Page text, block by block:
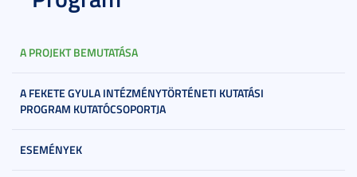
A PROJEKT BEMUTATÁSA
A FEKETE GYULA INTÉZMÉNYTÖRTÉNETI KUTATÁSI
PROGRAM KUTATÓCSOPORTJA
ESEMÉNYEK